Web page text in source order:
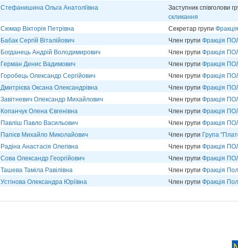
Стефанишина Ольга Анатоліївна
Заступник співголови
скликання
Сюмар Вікторія Петрівна
Секретар групи
Бабак Сергій Віталійович
Член групи Фракція
Богданець Андрій Володимирович
Член групи Фракція
Герман Денис Вадимович
Член групи Фракція
Горобець Олександр Сергійович
Член групи Фракція
Дмитрієва Оксана Олександрівна
Член групи Фракція
Завітневич Олександр Михайлович
Член групи Фракція
Копанчук Олена Євгенівна
Член групи Фракція
Павліш Павло Васильович
Член групи Фракція
Папієв Михайло Миколайович
Член групи Група
Радіна Анастасія Олегівна
Член групи Фракція
Сова Олександр Георгійович
Член групи Фракція
Ташева Таміла Равілівна
Член групи Фракція
Устінова Олександра Юріївна
Член групи Фракція